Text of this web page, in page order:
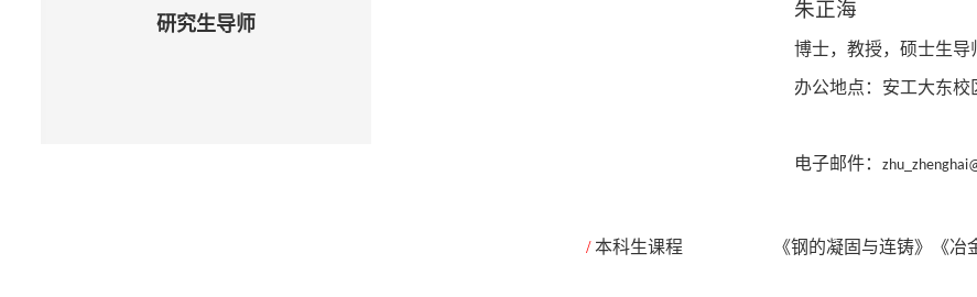
研究生导师
朱正海
博士，教授，硕士生导
办公地点：安工大东校
电子邮件：
/ 本科生课程 《钢的凝固与连铸》《冶